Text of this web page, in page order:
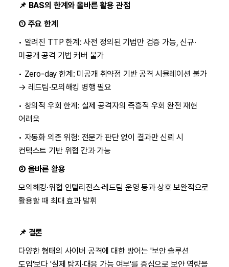
📌 BAS의 한계와 올바른 활용 관점
① 주요 한계
• 알려진 TTP 한계: 사전 정의된 기법만 검증 가능, 신규·
미공개 공격 기법 커버 불가
• Zero-day 한계: 미공개 취약점 기반 공격 시뮬레이션 불가
→ 레드팀·모의해킹 병행 필요
• 창의적 우회 한계: 실제 공격자의 즉흥적 우회 완전 재현
어려움
• 자동화 의존 위험: 전문가 판단 없이 결과만 신뢰 시
컨텍스트 기반 위협 간과 가능
② 올바른 활용
모의해킹·위협 인텔리전스·레드팀 운영 등과 상호 보완적으로
활용할 때 최대 효과 발휘
📌 결론
다양한 형태의 사이버 공격에 대한 방어는 '보안 솔루션
도입'보다 '실제 탐지·대응 가능 여부'를 중심으로 보안 역량을